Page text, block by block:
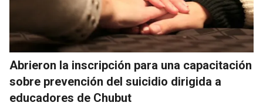
Abrieron la inscripción para una capacitación
sobre prevención del suicidio dirigida a
educadores de Chubut